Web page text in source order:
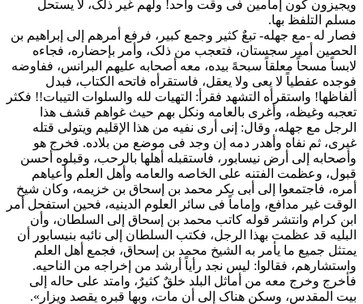
ویجیزون کون إمامین فی وقت واحد! ولهم غیر ذلک، لا یستحل
مسلم التلفظ بها.
فصار له -مع جهله- تبعٌ کثیر وجمع کبیر، فرفع أمرهم إلى إبراهیم بن
الحصین أمیر سجستان، فتعجب من ذلک، وأمر بإحضاره، فجاءه
لابساً مسحاً معلقاً سبحهً بیده، معه أصحابه علیهم البرانس، ففاوضه
فوجده عفطیاً لا یعی ولا یعقل، فاستقرأه فاتحه الکتاب، فبدل
ألفاظها! واستقرأه التشهد فقرأ: التهیات لله والسلوات التیبات!! فکثر
تعجبه وغیظه، وأغرى بالعامه ونکل بهم حیث غواهم قشف هذا
الرجل مع جهله، وقال: إنی أرى نفیه من هذا الإقلیم ویتولى قتله
غیری، ثم نفاه وأهدر دمه إن وجد فی موضع من بلاده. فخرج هو
وأصحابه إلى أرض نیسابور، فاستقبله أهلها بالرحب، وقبلوه أحسن
قبول، وعظمت الفتنه على الخاصه والعامه وأهل العلم وأعیاهم
أمره، فاجتمعوا إلى أبی بکر محمد بن إسحاق بن خزیمه، وکان شیخ
الوقت غیر مدافع، وإماماً فی سائر العلوم الدینیه، فحین استفحل أمر
ابن کرام وانتشر قوله کاتب محمد بن إسحاق إلى السلطان، وأن
البلیه قد عظمت بهذا الرجل، فکتب السلطان إلى نائبه بنیسابور أن
یمتثل جمیع ما یأمر به الشیخ محمد بن إسحاق، فجمع أهل العلم
واستشارهم، فقالوا: لیس نجد رأیاً أرشد من إخراجه من الناحیه.
فأخرج وخرج معه من أماثل البلد خلقٌ کثیرٌ، وامتد على حاله إلى
بیت المقدس، وسکن هناک إلى أن مات، وبها قبره یقصد ویزار».